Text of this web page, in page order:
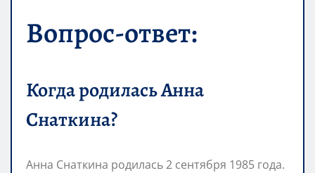
Вопрос-ответ:
Когда родилась Анна
Снаткина?
Анна Снаткина родилась 2 сентября 1985 года.